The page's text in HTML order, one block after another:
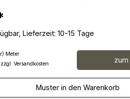
Lieferzeit: 10-15 Tage
Meter
Versandkosten
Muster in den Warenkorb